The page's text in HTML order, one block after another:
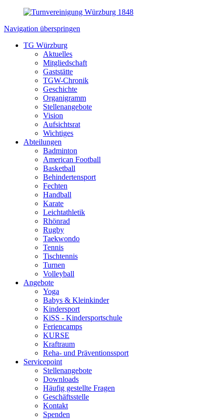
Navigation überspringen
TG Würzburg
Aktuelles
Mitgliedschaft
Gaststätte
TGW-Chronik
Geschichte
Organigramm
Stellenangebote
Vision
Aufsichtsrat
Wichtiges
Abteilungen
Badminton
American Football
Basketball
Behindertensport
Fechten
Handball
Karate
Leichtathletik
Rhönrad
Rugby
Taekwondo
Tennis
Tischtennis
Turnen
Volleyball
Angebote
Yoga
Babys & Kleinkinder
Kindersport
KiSS - Kindersportschule
Feriencamps
KURSE
Kraftraum
Reha- und Präventionssport
Servicepoint
Stellenangebote
Downloads
Häufig gestellte Fragen
Geschäftsstelle
Kontakt
Spenden